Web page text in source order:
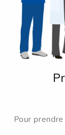
Pour